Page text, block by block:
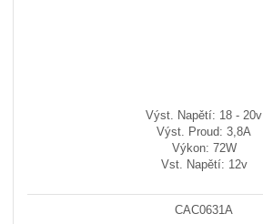
Výst. Napětí: 18 - 20v
Výst. Proud: 3,8A
Výkon: 72W
Vst. Napětí: 12v
CAC0631A